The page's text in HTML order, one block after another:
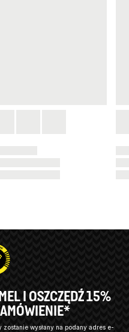
I OSZCZĘDŹ 15%
zostanie wysłany na podany adres e-